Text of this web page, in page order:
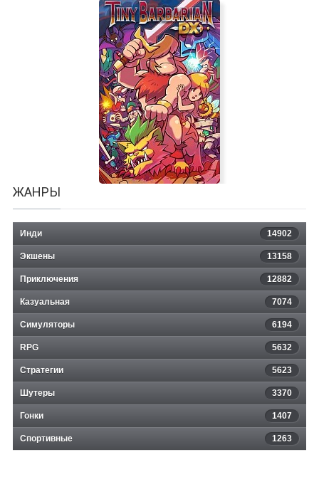
Jupiter Moons: Mecha
ЖАНРЫ
Инди 14902
Экшены 13158
Приключения 12882
Казуальная 7074
Симуляторы 6194
RPG 5632
Стратегии 5623
Шутеры 3370
Гонки 1407
Спортивные 1263